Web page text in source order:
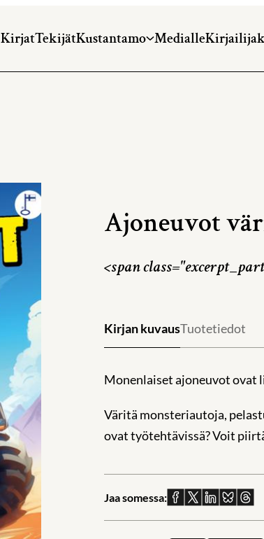
KirjatTekijätKustantamo Medialle
Ajoneuvot
<span
Kirjan kuvausTuotetiedot
Monenlaiset ajoneuvot ovat
Väritä monsteriautoja,
ovat työtehtävissä? Voit
Jaa somessa:Jaa
Facebookissa
Jaa
X:ssä
Jaa Jaa Jaa